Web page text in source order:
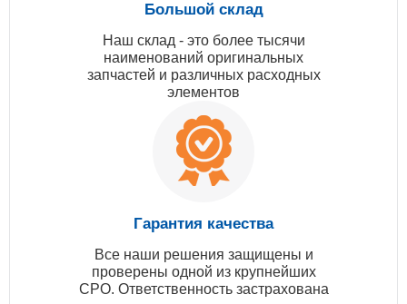
Большой склад
Наш склад - это более тысячи
наименований оригинальных
запчастей и различных расходных
элементов
Гарантия качества
Все наши решения защищены и
проверены одной из крупнейших
СРО. Ответственность застрахована